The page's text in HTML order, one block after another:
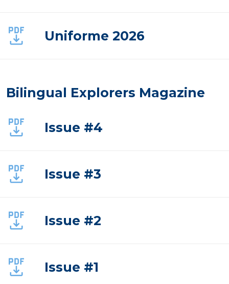
Uniforme 2026
Bilingual Explorers Magazine
Issue #4
Issue #3
Issue #2
Issue #1